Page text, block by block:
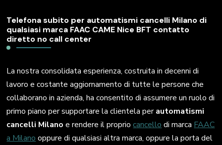
Telefona subito per automatismi cancelli Milano di
qualsiasi marca FAAC CAME Nice BFT contatto
diretto no call center
La nostra consolidata esperienza, costruita in decenni di
lavoro e costante aggiornamento di tutte le persone che
collaborano in azienda, ha consentito di assumere un ruolo di
primo piano per supportare la clientela perautomatismi
cancelli Milano e rendere il propriocancello di marca FAAC
a Milano oppure di qualsiasi altra marca, oppure la porta del